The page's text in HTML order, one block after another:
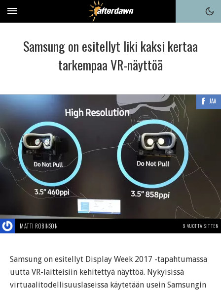
Samsung on esitellyt liki kaksi kertaa
tarkempaa VR-näyttöä
JAA
MATTI ROBINSON 9 VUOTTA SITTEN
Samsung on esitellyt Display Week 2017 -tapahtumassa
uutta VR-laitteisiin kehitettyä näyttöä. Nykyisissä
virtuaalitodellisuuslaseissa käytetään usein Samsungin